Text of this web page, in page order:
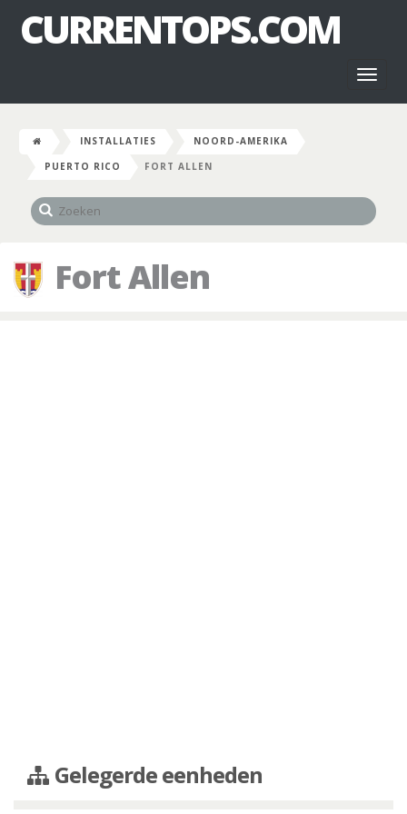
CURRENTOPS.COM
INSTALLATIES
NOORD-AMERIKA
PUERTO RICO
FORT ALLEN
Fort Allen
Gelegerde eenheden